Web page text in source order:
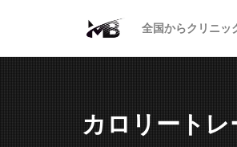
全国からクリニッ
二重・まぶた
鼻の形
小顔・輪郭
痩身・医療ダイ
肌の悩み・スキ
わきが・多汗症
AGA
包茎・ED
医療脱毛
脱毛サロン
パーソナルジム
カロリート